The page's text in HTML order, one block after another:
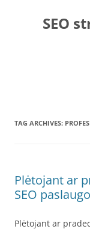
contentSEO
TAG ARCHIVES:
Plėtojant ar
SEO
Plėtojant ar